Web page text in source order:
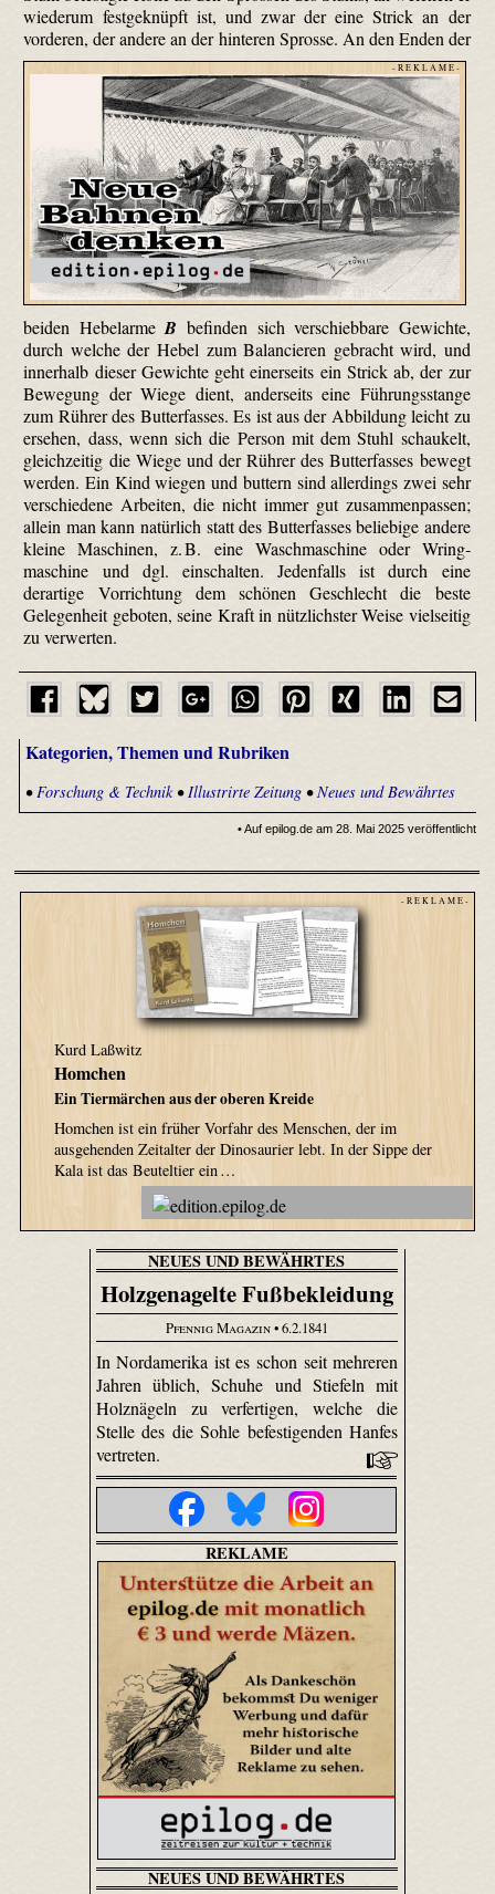
wiederum fest­geknüpft ist, und zwar der eine Strick an der
vorderen, der andere an der hinteren Sprosse.
- R E K L A M E -
An den Enden der
beiden HebelarmeB befinden sich verschiebbare Gewichte,
durch welche der Hebel zum Balancieren gebracht wird, und
innerhalb dieser Gewichte geht einerseits ein Strick ab, der zur
Bewegung der Wiege dient, anderseits eine Führungsstange
zum Rührer des Butterfasses. Es ist aus der Abbildung leicht zu
ersehen, dass, wenn sich die Person mit dem Stuhl schaukelt,
gleichzeitig die Wiege und der Rührer des Butterfasses bewegt
werden. Ein Kind wiegen und buttern sind allerdings zwei sehr
verschiedene Arbeiten, die nicht immer gut zusammenpassen;
allein man kann natürlich statt des Butterfasses beliebige andere
kleine Maschinen, z. B. eine Waschmaschine oder Wring­
maschine und dgl. einschalten. Jedenfalls ist durch eine
derartige Vorrichtung dem schönen Geschlecht die beste
Gelegenheit geboten, seine Kraft in nützlichster Weise vielseitig
zu verwerten.
Kategorien, Themen und Rubriken
• Forschung & Technik• Illustrirte Zeitung•Neues und Bewährtes
• Auf epilog.de am 28. Mai 2025 veröffentlicht
- R E K L A M E -
Kurd Laßwitz
Homchen
Ein Tiermärchen aus der oberen Kreide
Homchen ist ein früher Vorfahr des Menschen, der im
ausgehenden Zeitalter der Dinosaurier lebt. In der Sippe der
Kala ist das Beuteltier ein …
NEUES UND BEWÄHRTES
Holzgenagelte Fußbekleidung
Pfennig Magazin• 6.2.1841
In Nordamerika ist es schon seit mehreren
Jahren üblich, Schuhe und Stiefeln mit
Holznägeln zu verfertigen, welche die
Stelle des die Sohle befestigenden Hanfes
vertreten.
REKLAME
NEUES UND BEWÄHRTES